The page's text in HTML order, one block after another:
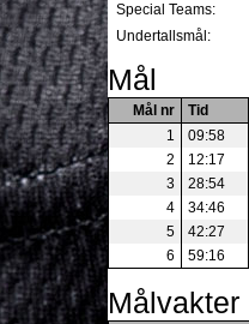
Special Teams:
Undertallsmål:
Mål
Mål nr Tid
1
09:58
2
12:17
3
28:54
4
34:46
5
42:27
6
59:16
Målvakter